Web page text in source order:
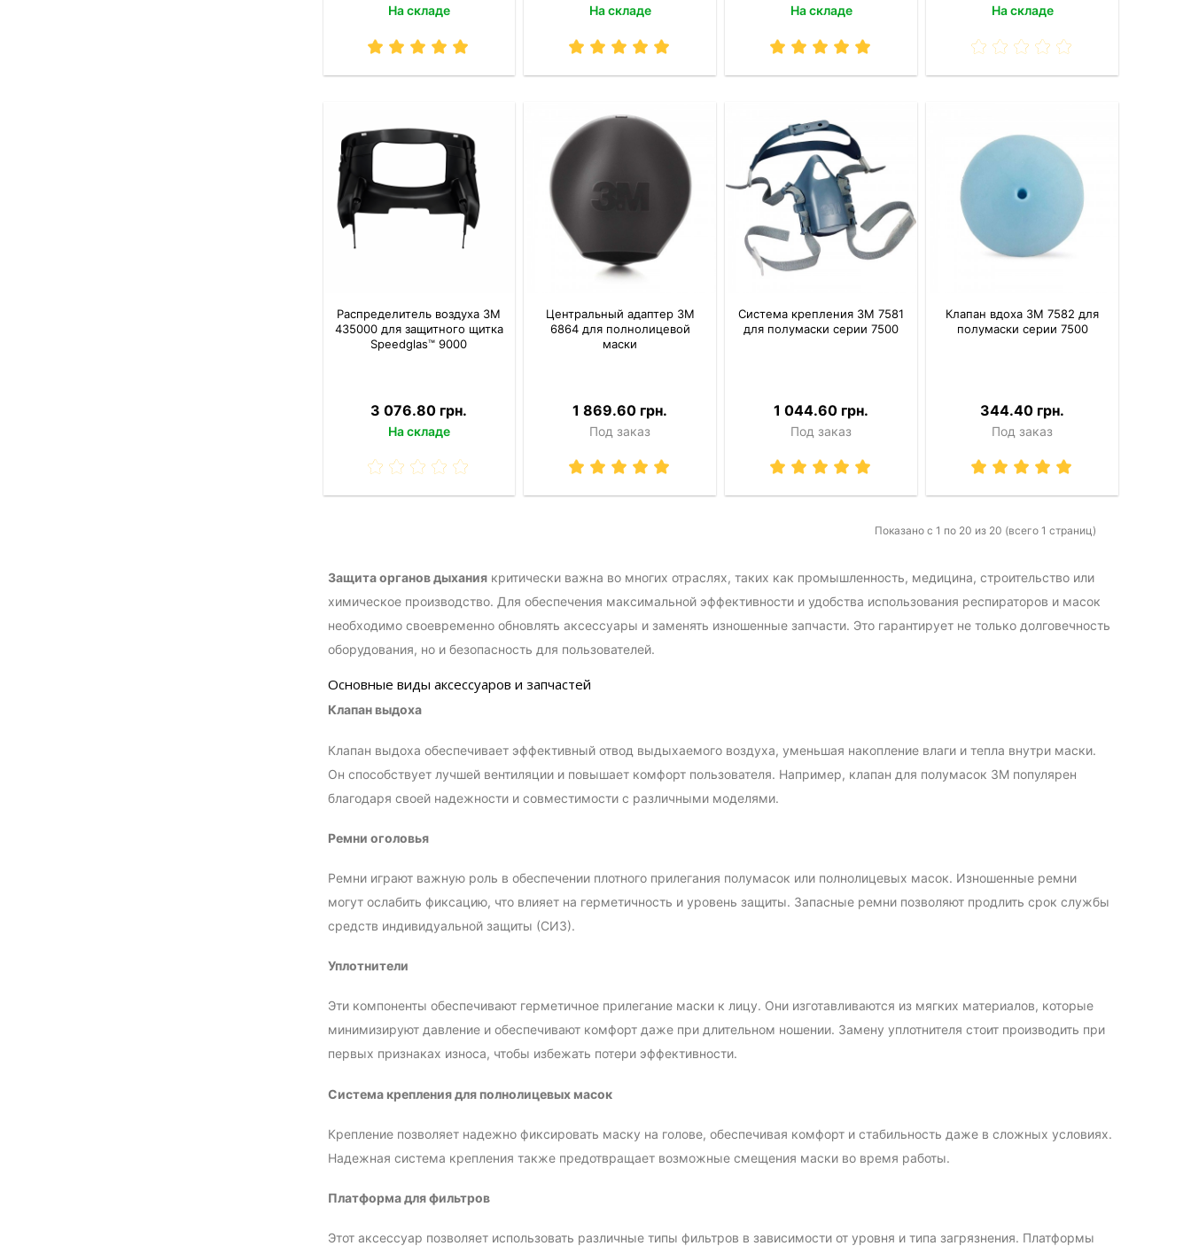
На складе На складе На складе На складе
Распределитель воздуха 3M
435000 для защитного щитка
Speedglas™ 9000
3 076.80 грн.
На складе
Центральный адаптер 3M
6864 для полнолицевой
маски
1 869.60 грн.
Под заказ
Система крепления 3M 7581
для полумаски серии 7500
1 044.60 грн.
Под заказ
Клапан вдоха 3M 7582 для
полумаски серии 7500
344.40 грн.
Под заказ
Показано с 1 по 20 из 20 (всего 1 страниц)
Защита органов дыханиякритически важна во многих отраслях, таких как промышленность, медицина, строительство или
химическое производство. Для обеспечения максимальной эффективности и удобства использования респираторов и масок
необходимо своевременно обновлять аксессуары и заменять изношенные запчасти. Это гарантирует не только долговечность
оборудования, но и безопасность для пользователей.
Основные виды аксессуаров и запчастей
Клапан выдоха
Клапан выдоха обеспечивает эффективный отвод выдыхаемого воздуха, уменьшая накопление влаги и тепла внутри маски.
Он способствует лучшей вентиляции и повышает комфорт пользователя. Например, клапан для полумасок 3M популярен
благодаря своей надежности и совместимости с различными моделями.
Ремни оголовья
Ремни играют важную роль в обеспечении плотного прилегания полумасок или полнолицевых масок. Изношенные ремни
могут ослабить фиксацию, что влияет на герметичность и уровень защиты. Запасные ремни позволяют продлить срок службы
средств индивидуальной защиты (СИЗ).
Уплотнители
Эти компоненты обеспечивают герметичное прилегание маски к лицу. Они изготавливаются из мягких материалов, которые
минимизируют давление и обеспечивают комфорт даже при длительном ношении. Замену уплотнителя стоит производить при
первых признаках износа, чтобы избежать потери эффективности.
Система крепления для полнолицевых масок
Крепление позволяет надежно фиксировать маску на голове, обеспечивая комфорт и стабильность даже в сложных условиях.
Надежная система крепления также предотвращает возможные смещения маски во время работы.
Платформа для фильтров
Этот аксессуар позволяет использовать различные типы фильтров в зависимости от уровня и типа загрязнения. Платформы